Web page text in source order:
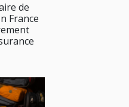
de
France